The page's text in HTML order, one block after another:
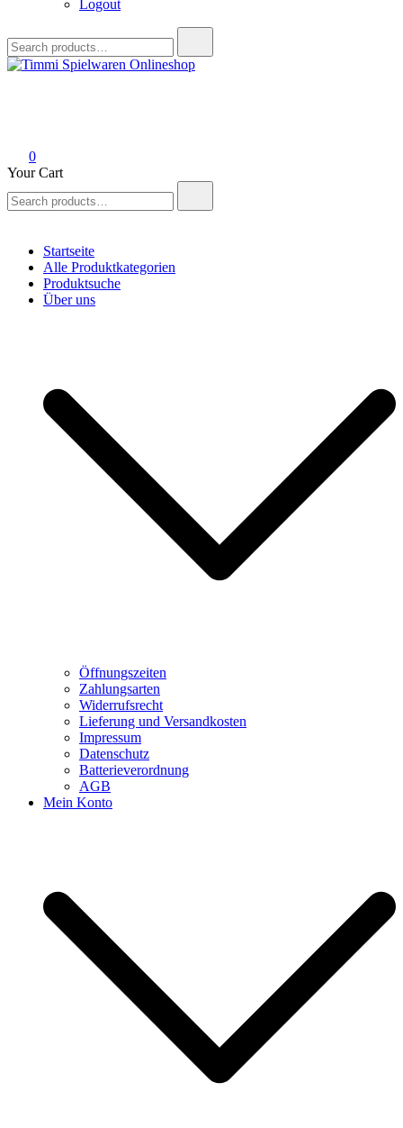
Logout
for:
0
Your Cart
for:
Startseite
Alle Produktkategorien
Produktsuche
Über uns
Öffnungszeiten
Zahlungsarten
Widerrufsrecht
Lieferung und Versandkosten
Impressum
Datenschutz
Batterieverordnung
AGB
Mein Konto